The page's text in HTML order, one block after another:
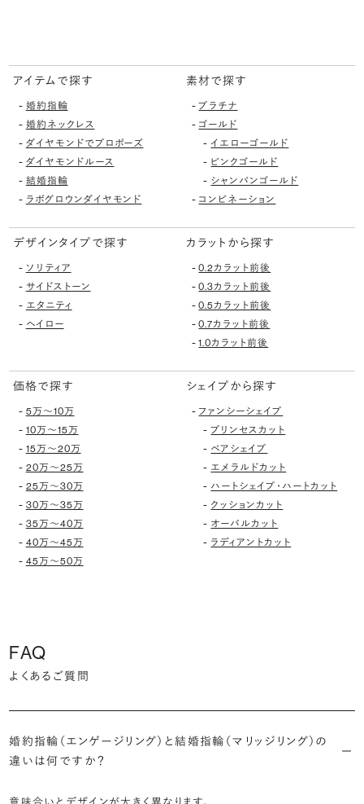
アイテムで探す
- 婚約指輪
- 婚約ネックレス
- ダイヤモンドでプロポーズ
- ダイヤモンドルース
- 結婚指輪
- ラボグロウンダイヤモンド
素材で探す
-プラチナ
- ゴールド
-イエローゴールド
- ピンクゴールド
- シャンパンゴールド
- コンビネーション
デザインタイプで探す
- ソリティア
- サイドストーン
- エタニティ
- ヘイロー
カラットから探す
-0.2カラット前後
-0.3カラット前後
-0.5カラット前後
-0.7カラット前後
-1.0カラット前後
価格で探す
- 5万〜10万
- 10万〜15万
- 15万〜20万
- 20万〜25万
- 25万〜30万
- 30万〜35万
- 35万〜40万
- 40万〜45万
- 45万〜50万
シェイプから探す
- ファンシーシェイプ
-プリンセスカット
- ペアシェイプ
- エメラルドカット
- ハートシェイプ・ハートカット
- クッションカット
- オーバルカット
- ラディアントカット
FAQ
よくあるご質問
婚約指輪（エンゲージリング）と結婚指輪（マリッジリング）の
違いは何ですか？